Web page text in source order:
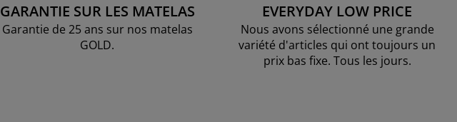
GARANTIE SUR LES MATELAS
Garantie de 25 ans sur nos matelas
GOLD.
EVERYDAY LOW PRICE
Nous avons sélectionné une grande
variété d'articles qui ont toujours un
prix bas fixe. Tous les jours.